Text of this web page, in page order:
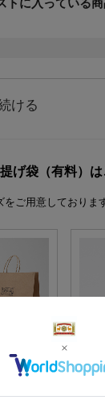
げ袋（有料）は
ご用意しておりま